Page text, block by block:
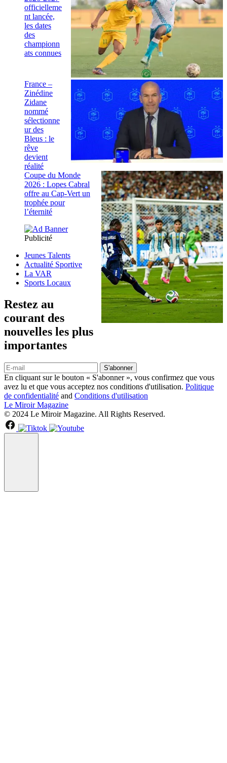
officielleme
nt lancée,
les dates
des
championn
ats connues
France –
Zinédine
Zidane
nommé
sélectionne
ur des
Bleus : le
rêve
devient
réalité
Coupe du Monde
2026 : Lopes Cabral
offre au Cap-Vert un
trophée pour
l’éternité
Publicité
Jeunes Talents
Actualité Sportive
La VAR
Sports Locaux
Restez au
courant des
nouvelles les plus
importantes
S'abonner
En cliquant sur le bouton « S'abonner », vous confirmez que vous
avez lu et que vous acceptez nos conditions d'utilisation. Politique
de confidentialité and Conditions d'utilisation
Le Miroir Magazine
© 2024 Le Miroir Magazine. All Rights Reserved.